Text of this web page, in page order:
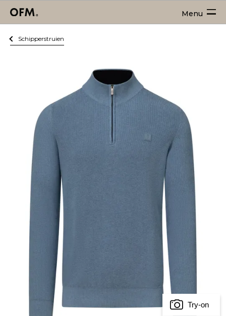
Menu
Schipperstruien
Try-on